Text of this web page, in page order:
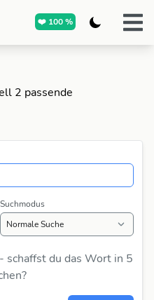
❤️ 100 %
2 passende
Suchmodus
schaffst du das Wort in 5